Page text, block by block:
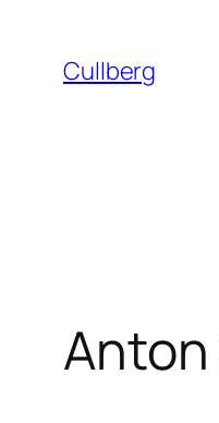
innehåll
Cullberg